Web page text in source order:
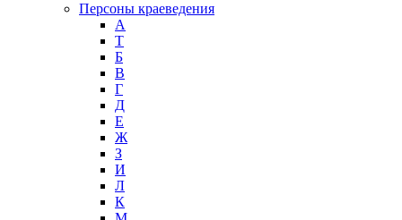
Персоны краеведения
А
T
Б
В
Г
Д
Е
Ж
З
И
Л
К